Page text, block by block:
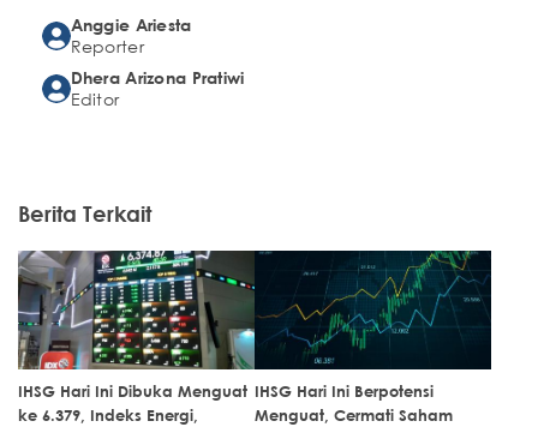
Anggie Ariesta
Reporter
Dhera Arizona Pratiwi
Editor
Berita Terkait
IHSG Hari Ini Dibuka Menguat
ke 6.379, Indeks Energi,
IHSG Hari Ini Berpotensi
Menguat, Cermati Saham